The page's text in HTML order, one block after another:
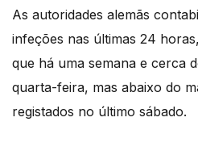
As autoridades alemãs
infeções nas últimas 24
que há uma semana e cerca
quarta-feira, mas abaixo do
registados no último sábado.